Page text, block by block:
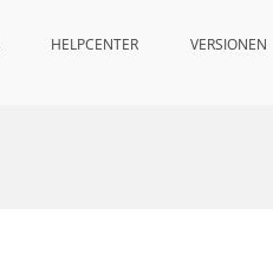
HELPCENTER VERSIONEN